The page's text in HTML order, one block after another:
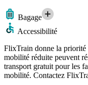
Bagage
Accessibilité
FlixTrain donne la priorité
mobilité réduite peuvent
transport gratuit pour les
mobilité. Contactez